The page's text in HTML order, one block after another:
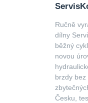
Ručně
dílny
běžný
novou
brzdy
Česku,